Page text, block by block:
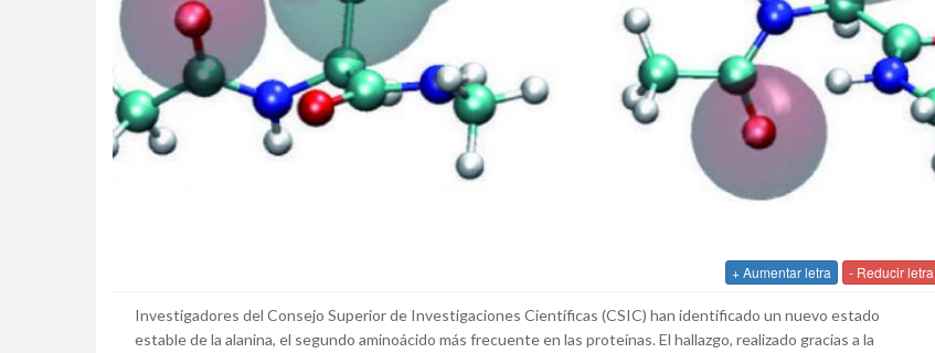
+ Aumentar letra - Reducir letra
Investigadores del Consejo Superior de Investigaciones Científicas (CSIC) han identificado un nuevo estado
estable de la alanina, el segundo aminoácido más frecuente en las proteínas. El hallazgo, realizado gracias a la